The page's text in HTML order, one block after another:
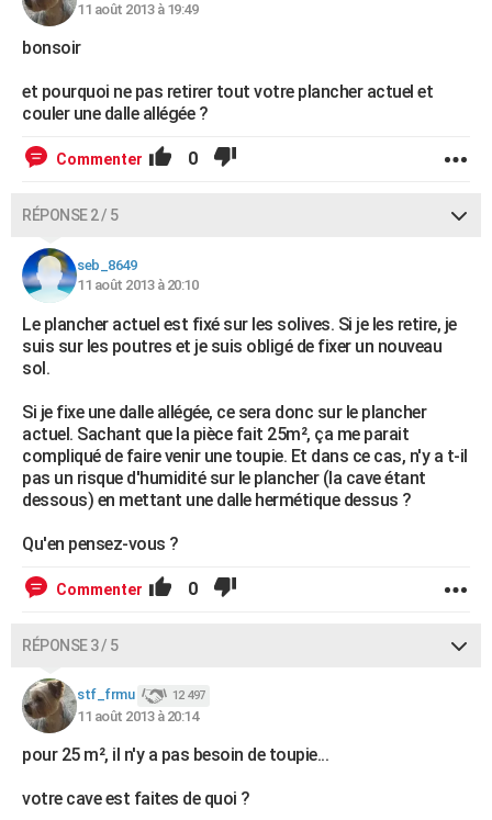
11 août 2013 à 19:49
bonsoir
et pourquoi ne pas retirer tout votre plancher actuel et
couler une dalle allégée ?
Commenter 0
RÉPONSE 2 / 5
seb_8649
11 août 2013 à 20:10
Le plancher actuel est fixé sur les solives. Si je les retire, je
suis sur les poutres et je suis obligé de fixer un nouveau
sol.
Si je fixe une dalle allégée, ce sera donc sur le plancher
actuel. Sachant que la pièce fait 25m², ça me parait
compliqué de faire venir une toupie. Et dans ce cas, n'y a t-il
pas un risque d'humidité sur le plancher (la cave étant
dessous) en mettant une dalle hermétique dessus ?
Qu'en pensez-vous ?
Commenter 0
RÉPONSE 3 / 5
stf_frmu 12 497
11 août 2013 à 20:14
pour 25 m², il n'y a pas besoin de toupie...
votre cave est faites de quoi ?